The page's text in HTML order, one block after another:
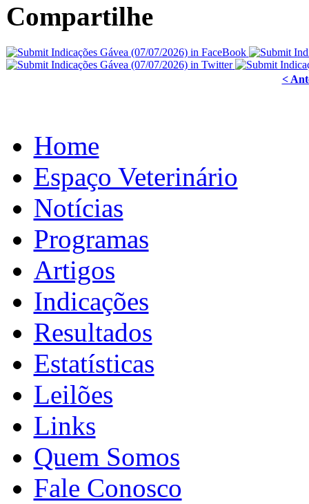
Compartilhe
<
Home
Espaço Veterinário
Notícias
Programas
Artigos
Indicações
Resultados
Estatísticas
Leilões
Links
Quem Somos
Fale Conosco